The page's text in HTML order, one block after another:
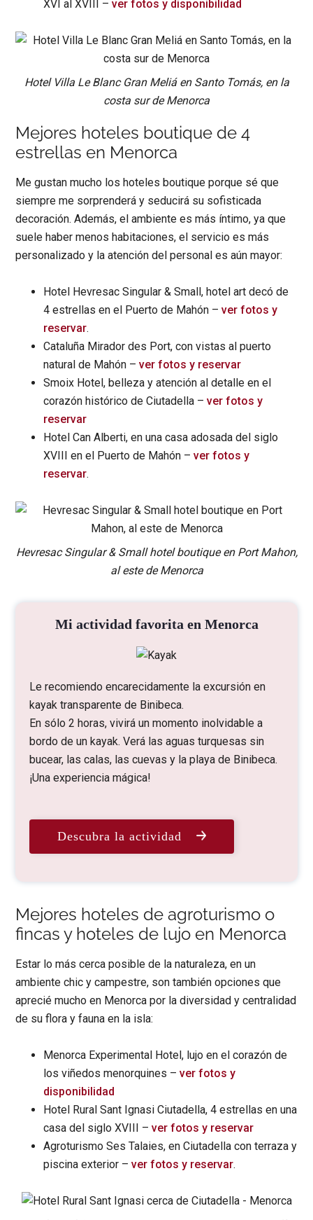
XVI al XVIII –ver fotos y disponibilidad
Hotel Villa Le Blanc Gran Meliá en Santo Tomás, en la
costa sur de Menorca
Mejores hoteles boutique de 4
estrellas en Menorca
Me gustan mucho los hoteles boutique porque sé que
siempre me sorprenderá y seducirá su sofisticada
decoración. Además, el ambiente es más íntimo, ya que
suele haber menos habitaciones, el servicio es más
personalizado y la atención del personal es aún mayor:
Hotel Hevresac Singular & Small, hotel art decó de
4 estrellas en el Puerto de Mahón –ver fotos y
reservar.
Cataluña Mirador des Port, con vistas al puerto
natural de Mahón –ver fotos y reservar
Smoix Hotel, belleza y atención al detalle en el
corazón histórico de Ciutadella –ver fotos y
reservar
Hotel Can Alberti, en una casa adosada del siglo
XVIII en el Puerto de Mahón –ver fotos y
reservar.
Hevresac Singular & Small hotel boutique en Port Mahon,
al este de Menorca
Mi actividad favorita en Menorca
Le recomiendo encarecidamente la excursión en
kayak transparente de Binibeca.
En sólo 2 horas, vivirá un momento inolvidable a
bordo de un kayak. Verá las aguas turquesas sin
bucear, las calas, las cuevas y la playa de Binibeca.
¡Una experiencia mágica!
Descubra la actividad
Mejores hoteles de agroturismo o
fincas y hoteles de lujo en Menorca
Estar lo más cerca posible de la naturaleza, en un
ambiente chic y campestre, son también opciones que
aprecié mucho en Menorca por la diversidad y centralidad
de su flora y fauna en la isla:
Menorca Experimental Hotel, lujo en el corazón de
los viñedos menorquines –ver fotos y
disponibilidad
Hotel Rural Sant Ignasi Ciutadella, 4 estrellas en una
casa del siglo XVIII –ver fotos y reservar
Agroturismo Ses Talaies, en Ciutadella con terraza y
piscina exterior –ver fotos y reservar.